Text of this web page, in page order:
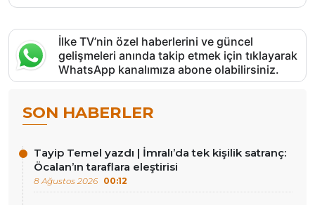
İlke TV’nin özel haberlerini ve güncel
gelişmeleri anında takip etmek için tıklayarak
WhatsApp kanalımıza abone olabilirsiniz.
SON HABERLER
Tayip Temel yazdı | İmralı’da tek kişilik satranç:
Öcalan’ın taraflara eleştirisi
8 Ağustos 2026 00:12